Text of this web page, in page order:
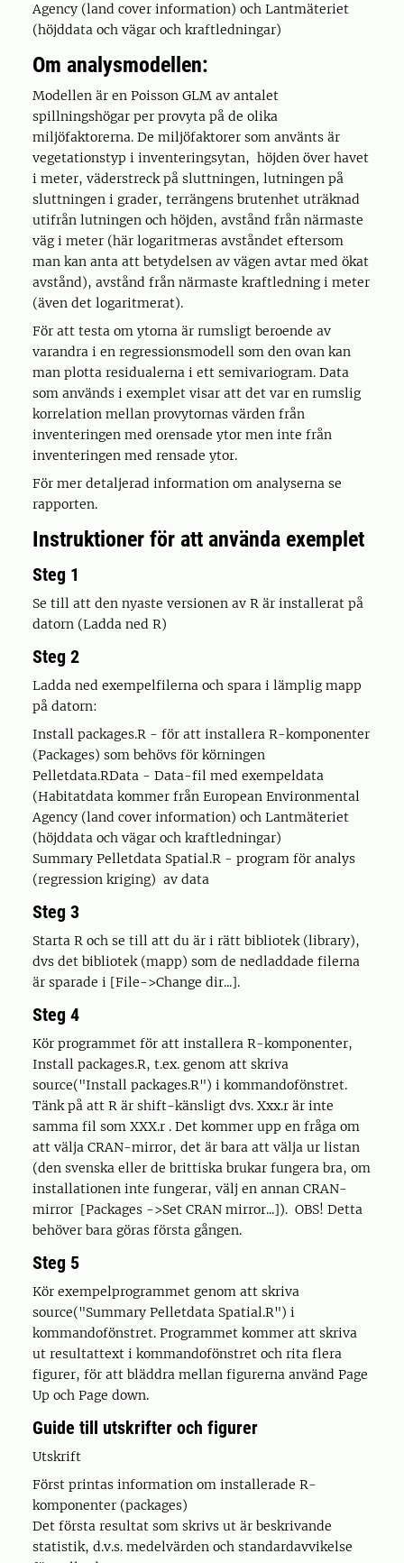
Agency (land cover information) och Lantmäteriet
(höjddata och vägar och kraftledningar)
Om analysmodellen:
Modellen är en Poisson GLM av antalet
spillningshögar per provyta på de olika
miljöfaktorerna. De miljöfaktorer som använts är
vegetationstyp i inventeringsytan, höjden över havet
i meter, väderstreck på sluttningen, lutningen på
sluttningen i grader, terrängens brutenhet uträknad
utifrån lutningen och höjden, avstånd från närmaste
väg i meter (här logaritmeras avståndet eftersom
man kan anta att betydelsen av vägen avtar med ökat
avstånd), avstånd från närmaste kraftledning i meter
(även det logaritmerat).
För att testa om ytorna är rumsligt beroende av
varandra i en regressionsmodell som den ovan kan
man plotta residualerna i ett semivariogram. Data
som används i exemplet visar att det var en rumslig
korrelation mellan provytornas värden från
inventeringen med orensade ytor men inte från
inventeringen med rensade ytor.
För mer detaljerad information om analyserna se
rapporten.
Instruktioner för att använda exemplet
Steg 1
Se till att den nyaste versionen av R är installerat på
datorn (Ladda ned R)
Steg 2
Ladda ned exempelfilerna och spara i lämplig mapp
på datorn:
Install packages.R - för att installera R-komponenter
(Packages) som behövs för körningen
Pelletdata.RData - Data-fil med exempeldata
(Habitatdata kommer från European Environmental
Agency (land cover information) och Lantmäteriet
(höjddata och vägar och kraftledningar)
Summary Pelletdata Spatial.R - program för analys
(regression kriging) av data
Steg 3
Starta R och se till att du är i rätt bibliotek (library),
dvs det bibliotek (mapp) som de nedladdade filerna
är sparade i [File->Change dir...].
Steg 4
Kör programmet för att installera R-komponenter,
Install packages.R, t.ex. genom att skriva
source("Install packages.R") i kommandofönstret.
Tänk på att R är shift-känsligt dvs. Xxx.r är inte
samma fil som XXX.r . Det kommer upp en fråga om
att välja CRAN-mirror, det är bara att välja ur listan
(den svenska eller de brittiska brukar fungera bra, om
installationen inte fungerar, välj en annan CRAN-
mirror [Packages ->Set CRAN mirror...]). OBS! Detta
behöver bara göras första gången.
Steg 5
Kör exempelprogrammet genom att skriva
source("Summary Pelletdata Spatial.R") i
kommandofönstret. Programmet kommer att skriva
ut resultattext i kommandofönstret och rita flera
figurer, för att bläddra mellan figurerna använd Page
Up och Page down.
Guide till utskrifter och figurer
Utskrift
Först printas information om installerade R-
komponenter (packages)
Det första resultat som skrivs ut är beskrivande
statistik, d.v.s. medelvärden och standardavvikelse